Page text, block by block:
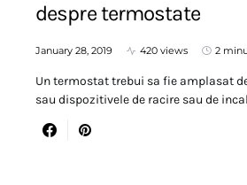
despre termostate
January 28, 2019 420 views 2
Un termostat trebui sa fie amplasat
sau dispozitivele de racire sau de